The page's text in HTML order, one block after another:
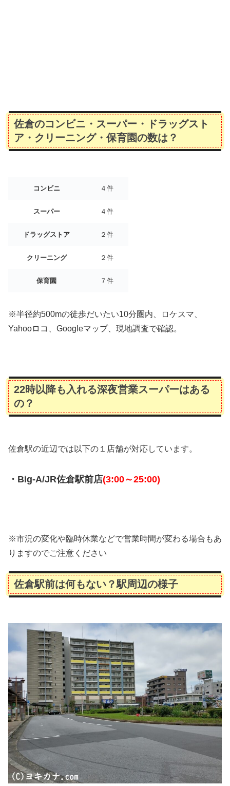
佐倉のコンビニ・スーパー・ドラッグスト
ア・クリーニング・保育園の数は？
コンビニ ４件
スーパー ４件
ドラッグストア ２件
クリーニング ２件
保育園 ７件
※半径約500mの徒歩だいたい10分圏内、ロケスマ、
Yahooロコ、Googleマップ、現地調査で確認。
22時以降も入れる深夜営業スーパーはある
の？
佐倉駅の近辺では以下の１店舗が対応しています。
・Big-A/JR佐倉駅前店(3:00～25:00)
※市況の変化や臨時休業などで営業時間が変わる場合もあ
りますのでご注意ください
佐倉駅前は何もない？駅周辺の様子